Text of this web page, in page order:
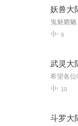
妖兽大
9
武灵大
希望各
10
斗罗大